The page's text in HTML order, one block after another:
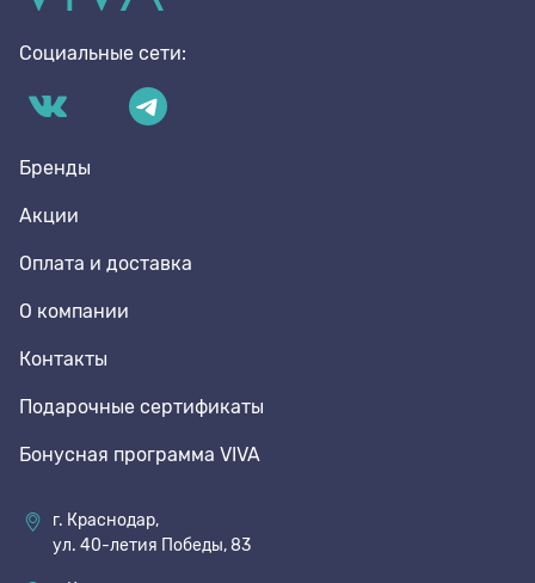
Социальные сети:
Бренды
Акции
Оплата и доставка
О компании
Контакты
Подарочные сертификаты
Бонусная программа VIVA
г. Краснодар,
ул. 40-летия Победы, 83